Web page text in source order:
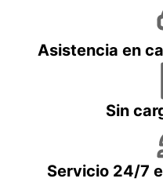
Asistencia en
Sin
Servicio 24/7